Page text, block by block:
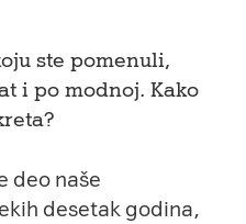
ste pomenuli,
i po modnoj. Kako
deo naše
desetak godina,